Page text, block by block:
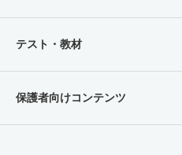
テスト・教材
保護者向けコンテンツ